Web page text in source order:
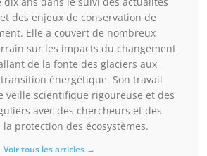
des enjeux de conservation de
Elle a couvert de nombreux
sur les impacts du changement
de la fonte des glaciers aux
énergétique. Son travail
veille scientifique rigoureuse et des
avec des chercheurs et des
protection des écosystèmes.
Voir tous les articles →